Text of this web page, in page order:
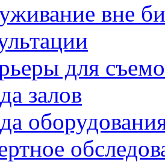
вне
для
залов